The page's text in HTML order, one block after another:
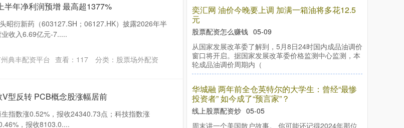
半年净利润预增 最高超1377%
昭衍新药（603127.SH；06127.HK）披露2026年半
收入6.69亿元-7.....
典丰配资平台 查看： 117 分类： 股票场外配资
型反转 PCB概念股涨幅居前
指数涨0.52%，报收24340.73点；科技指数涨
，报收8103.0....
奕汇网 油价今晚要上调 加满一箱油将多花12.5
元
股票配资怎么赚钱 05-09
从国家发展改革委了解到，5月8日24时国内成品油调价
窗口将开启。据国家发展改革委价格监测中心监测，本
轮成品油调价周期内（
华城融 两年前全仓英特尔的大学生：曾经“最惨
投资者” 如今成了“预言家”？
线上股票配资炒 05-05
周末讲一个美国散户故事。 你可能还记得2024年那位